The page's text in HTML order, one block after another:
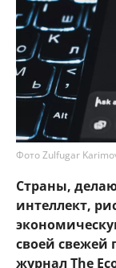
Фото Zulfugar
Страны,
интеллект,
своей свежей
журнал The